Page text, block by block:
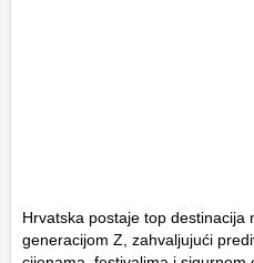
Hrvatska postaje top destinacija
generacijom Z, zahvaljujući